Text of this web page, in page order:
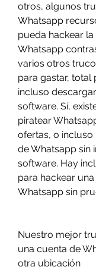
otros, algunos
Whatsapp
pueda hackear
Whatsapp
varios otros
para gastar, total
incluso
software. Sí,
piratear
ofertas, o
de Whatsapp sin
software. Hay
para hackear
Whatsapp sin
Nuestro mejor
una cuenta de
otra ubicación